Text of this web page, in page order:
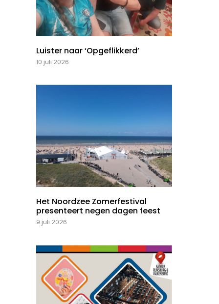
Luister naar ‘Opgeflikkerd’
10 juli 2026
Het Noordzee Zomerfestival
presenteert negen dagen feest
9 juli 2026